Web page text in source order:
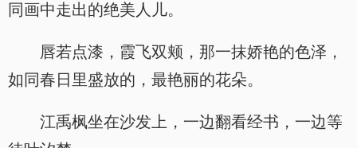
同画中走出的绝美人儿。
唇若点漆，霞飞双颊，那一抹娇艳的色泽，
如同春日里盛放的，最艳丽的花朵。
江禹枫坐在沙发上，一边翻看经书，一边等